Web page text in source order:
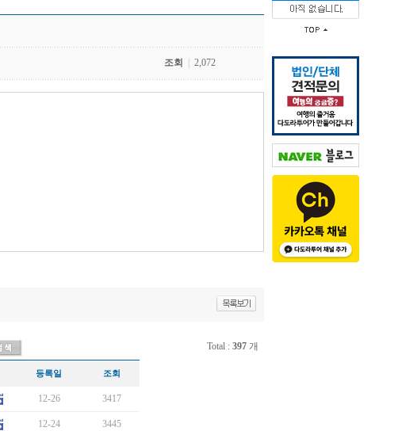
조회 2,072
Total : 397 개
등록일 조회
12-26 3417
12-24 3445